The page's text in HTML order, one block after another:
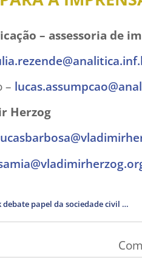
– assessoria de
–
Herzog
Evento em Nova York debate papel da sociedade civil contra atos antidemocráticos no Brasil